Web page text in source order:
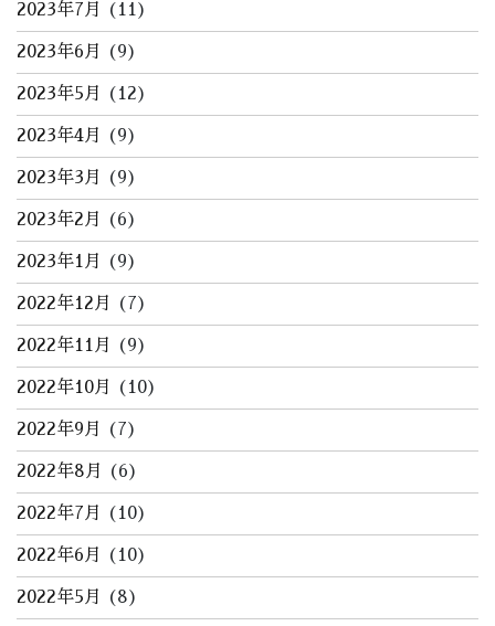
2023年7月 (11)
2023年6月 (9)
2023年5月 (12)
2023年4月 (9)
2023年3月 (9)
2023年2月 (6)
2023年1月 (9)
2022年12月 (7)
2022年11月 (9)
2022年10月 (10)
2022年9月 (7)
2022年8月 (6)
2022年7月 (10)
2022年6月 (10)
2022年5月 (8)